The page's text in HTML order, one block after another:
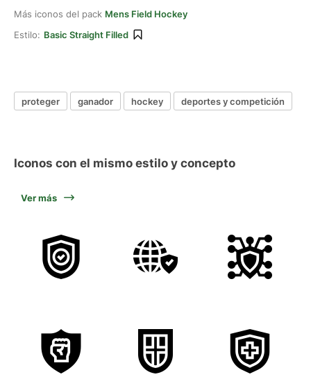
Más iconos del pack Mens Field Hockey
Estilo: Basic Straight Filled
proteger ganador hockey deportes y competición
Iconos con el mismo estilo y concepto
Ver más